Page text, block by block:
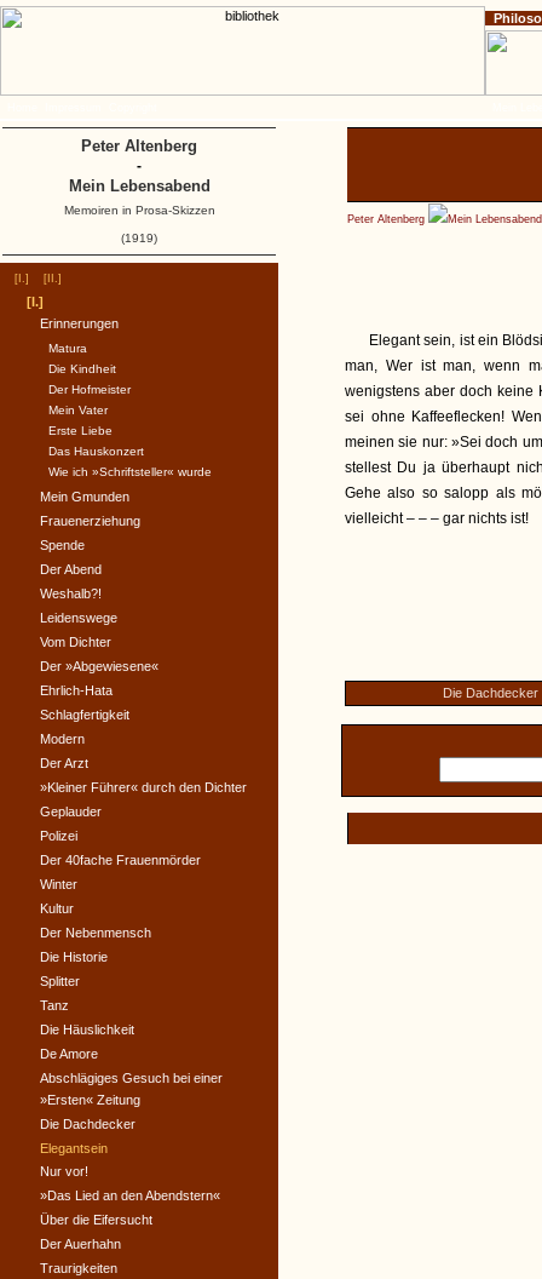
Peter Altenberg Mein Lebensabend
Elegant sein, ist ein
man, Wer ist man, wenn
wenigstens aber doch keine
sei ohne Kaffeeflecken!
meinen sie nur: »Sei doch
stellest Du ja überhaupt
Gehe also so salopp als
vielleicht – – – gar nichts ist!
Die Dachdecker
[I.] [II.]
[I.]
Erinnerungen
Matura
Die Kindheit
Der Hofmeister
Mein Vater
Erste Liebe
Das Hauskonzert
Wie ich »Schriftsteller« wurde
Mein Gmunden
Frauenerziehung
Spende
Der Abend
Weshalb?!
Leidenswege
Vom Dichter
Der »Abgewiesene«
Ehrlich-Hata
Schlagfertigkeit
Modern
Der Arzt
»Kleiner Führer« durch den Dichter
Geplauder
Polizei
Der 40fache Frauenmörder
Winter
Kultur
Der Nebenmensch
Die Historie
Splitter
Tanz
Die Häuslichkeit
De Amore
Abschlägiges Gesuch bei einer
»Ersten« Zeitung
Die Dachdecker
Elegantsein
Nur vor!
»Das Lied an den Abendstern«
Über die Eifersucht
Der Auerhahn
Traurigkeiten
Peter Altenberg
-
Mein Lebensabend
Memoiren in Prosa-Skizzen
(1919)